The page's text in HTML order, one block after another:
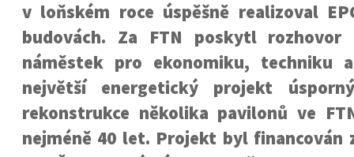
v loňském roce úspěšně realizoval
budovách. Za FTN poskytl
náměstek pro ekonomiku, techniku
největší energetický projekt
rekonstrukce několika pavilonů ve
nejméně 40 let. Projekt byl financován